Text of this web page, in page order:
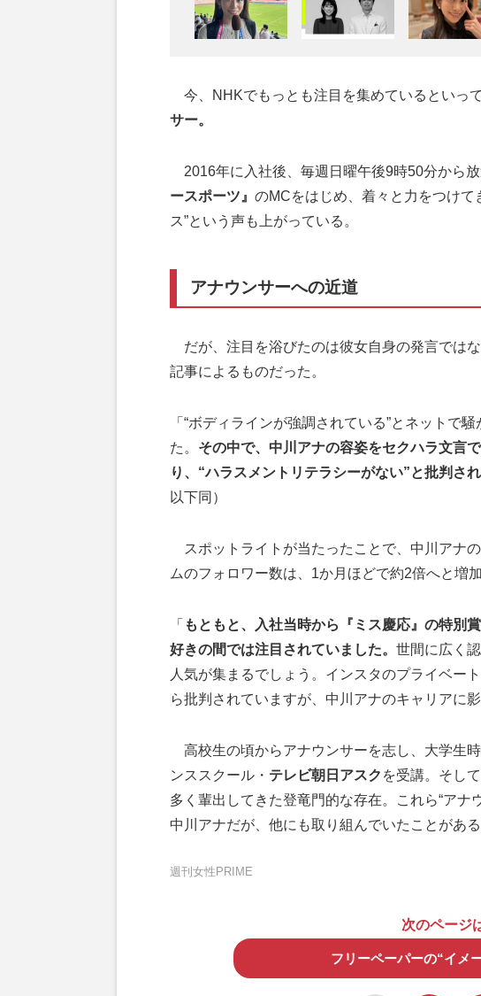
今、NHKでもっとも注目を集めているといっ
サー。
2016年に入社後、毎週日曜午後9時50分から
ースポーツ』 のMCをはじめ、着々と力をつけて
ス”という声も上がっている。
アナウンサーへの近道
だが、注目を浴びたのは彼女自身の発言では
記事によるものだった。
「“ボディラインが強調されている”とネットで
た。 その中で、中川アナの容姿をセクハラ文言
り、“ハラスメントリテラシーがない”と批判さ
以下同）
スポットライトが当たったことで、中川アナ
ムのフォロワー数は、1か月ほどで約2倍へと増加
「 もともと、入社当時から『ミス慶応』の特別
好きの間では注目されていました。 世間に広く
人気が集まるでしょう。インスタのプライベー
ら批判されていますが、中川アナのキャリアに
高校生の頃からアナウンサーを志し、大学生
ンススクール・ テレビ朝日アスク を受講。そして
多く輩出してきた登竜門的な存在。これら“アナ
中川アナだが、他にも取り組んでいたことがある
週刊女性PRIME
次のページ
フリーペーパーの“イメ